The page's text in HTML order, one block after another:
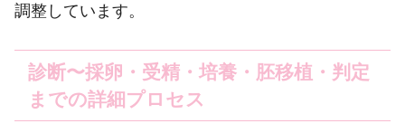
調整しています。
診断〜採卵・受精・培養・胚移植・判定
までの詳細プロセス